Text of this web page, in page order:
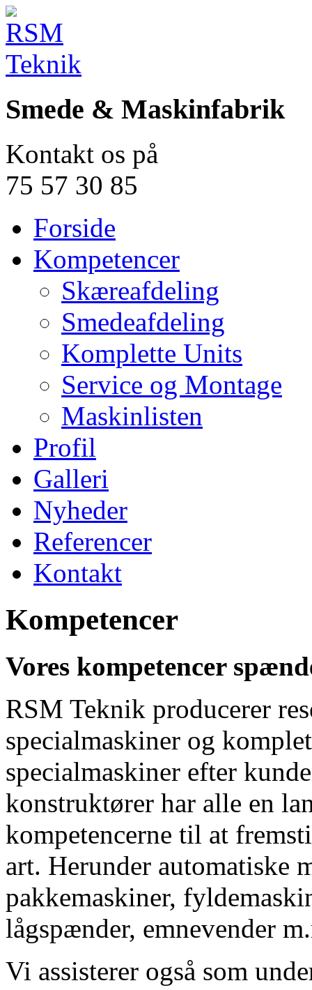
Smede & Maskinfabrik
Kontakt os på
75 57 30 85
Forside
Kompetencer
Skæreafdeling
Smedeafdeling
Komplette Units
Service og Montage
Maskinlisten
Profil
Galleri
Nyheder
Referencer
Kontakt
Kompetencer
Vores kompetencer
RSM Teknik producerer
specialmaskiner og
specialmaskiner efter
konstruktører har alle en
kompetencerne til at
art. Herunder automatiske
pakkemaskiner,
lågspænder, emnevender
Vi assisterer også som